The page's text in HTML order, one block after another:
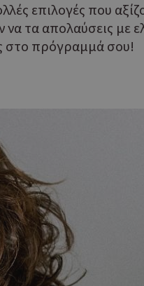
επιλογές που
να τα απολαύσεις με
στο πρόγραμμά σου!